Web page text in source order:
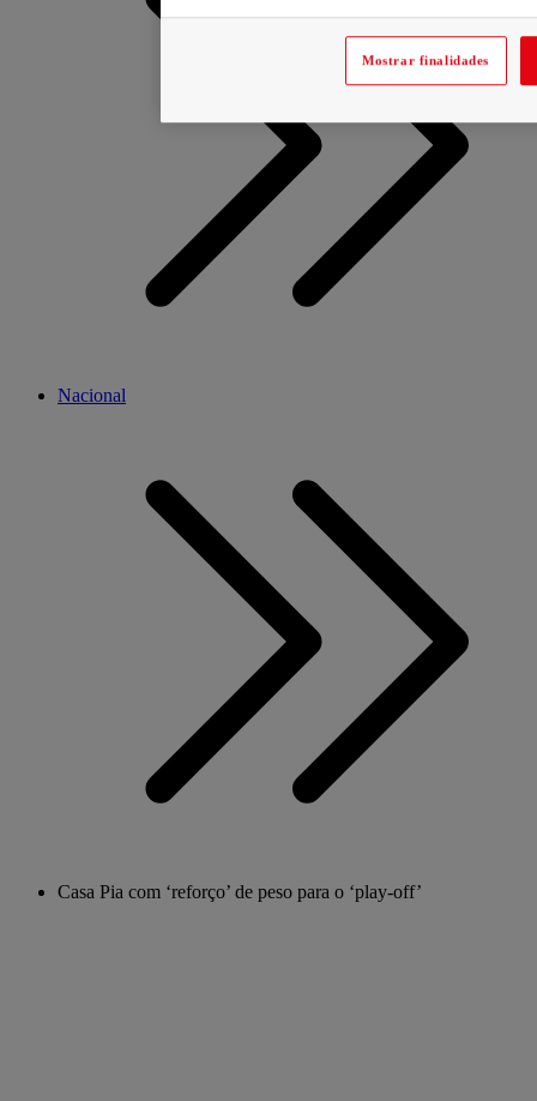
Nacional
Casa Pia com ‘reforço’ de peso para o ‘play-off’
Mostrar finalidades